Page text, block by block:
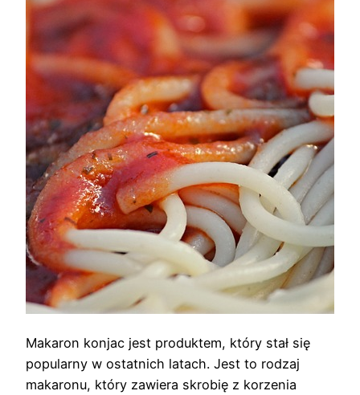
Makaron konjac jest produktem, który stał się
popularny w ostatnich latach. Jest to rodzaj
makaronu, który zawiera skrobię z korzenia